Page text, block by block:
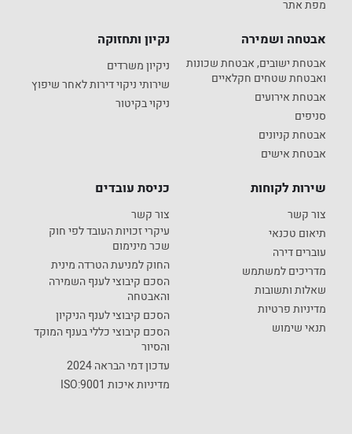
מפת אתר
אבטחה ושמירה
אבטחת ישובים, אבטחת שכונות
ואבטחת שטחים חקלאיים
אבטחת אירועים
סניפים
אבטחת קניונים
אבטחת אישים
נקיון ותחזוקה
ניקיון משרדים
שירותי ניקוי דירות לאחר שיפוץ
ניקוי בקיטור
שירות לקוחות
צור קשר
תיאום טכנאי
עוברים דירה
מדריכים למשתמש
שאלות ותשובות
מדיניות פרטיות
תנאי שימוש
כניסת עובדים
צור קשר
עיקרי זכויות העובד לפי חוק
שכר מינימום
החוק למניעת הטרדה מינית
הסכם קיבוצי לענף השמירה
והאבטחה
הסכם קיבוצי לענף הניקיון
הסכם קיבוצי כללי בענף המוקד
והסיור
עדכון דמי הבראה 2024
מדיניות איכות ISO:9001